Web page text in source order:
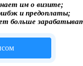
им о визите;
и предоплаты;
больше